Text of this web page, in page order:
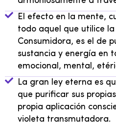
El efecto en la mente,
todo aquel que utilice
Consumidora, es el de
sustancia y energía en
emocional, mental,
La gran ley eterna es
que purificar sus
propia aplicación
violeta transmutadora.